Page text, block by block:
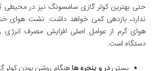
حتی بهترین کولر گازی سامسونگ نیز در محیطی
ندارد، بازدهی کمی خواهد داشت. نشت هوای
هوای گرم از عوامل اصلی افزایش مصرف انرژی
دستگاه است.
بستندر و پنجره هاهنگام روشن بودن کولر